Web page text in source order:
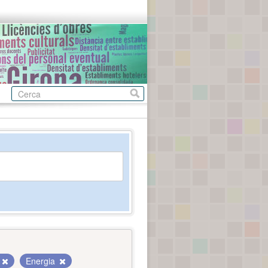
Energia